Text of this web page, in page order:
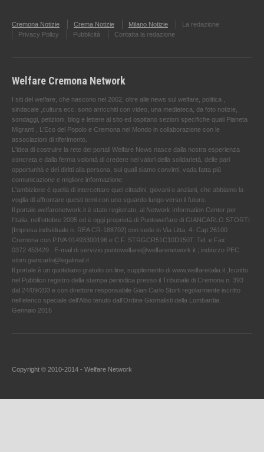
Cremona Notizie Crema Notizie Milano Notizie
La redazione
Privacy Policy
Pubblicità Contatta la redazione
Welfare Cremona Network
I siti del welfare, che nascono nel 2002, oltre alle news sul welfare, politica ,
sindacale ,cultura ecc. sono arricchiti con video, una mediateca, da foto notizie,
sondaggi, petizioni, blog e lettere al sito ed ospitano sezioni specifiche quali Pianeta
Migranti , L'Eco del Popolo e Cremona nel Mondo in collaborazione con le
associazioni di riferimento.
L'idea di costruire la rete dei portali Welfare News nasce dalla nostra esperienza
concreta e dalla ferma volontà di credere nei valori della solidarietà, delle pari
opportunità e dei diritti alla persona, sui quali siamo convinti, vada fatta più
comunicazione e migliore informazione.
L'ambizione è quella di intercettare quei cittadini, giovani o anziani, che abbiamo la
voglia di affrontare questi temi con uno sguardo lungo verso il futuro.
Il portale welfarenetwork.it è stato registrato, al Network Information Center per
l'Italia, nell’ottobre 2005 ed è oggi proprietà di Puntowelfare di GIANCARLO STORTI
[Impresa individuale n. REA CR-188702] con sede in Via Litta, 4- Cap 26100
Cremona con P.IVA 01493300196 e C.F. STRGCR51C10D150T. Tel. e Fax
0372.453429 . E-mail di servizio puntowelfare@welfarenetwork.it ; indirizzo PEC
storti.giancarlo@legalmail.it
Il portale è un quotidiano gratuito on line, supplemento di www.welfareitalia.it ,Iscritto
nel Pubblico registro della stampa periodica presso il Tribunale di Cremona n. 393
dal 24/09/203 e con direttore responsabile Gian Carlo Storti regolarmente iscritto
nell’elenco speciale dell’Albo tenuto dall’Ordine Giornalisti della Lombardia.
Gennaio 2016
Copyright © 2010-2014 - Welfare Network